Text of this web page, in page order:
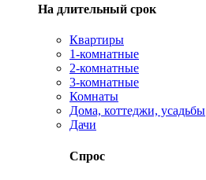
На длительный срок
Квартиры
1-комнатные
2-комнатные
3-комнатные
Комнаты
Дома, коттеджи, усадьбы
Дачи
Спрос